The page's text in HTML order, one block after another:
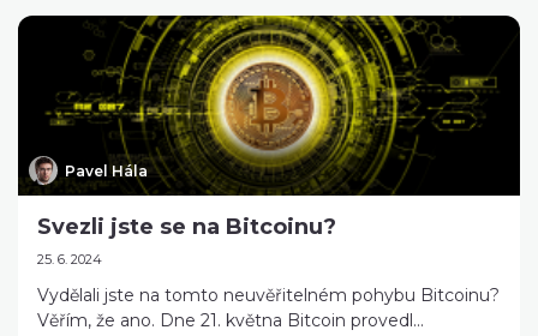
Pavel Hála
Svezli jste se na Bitcoinu?
25. 6. 2024
Vydělali jste na tomto neuvěřitelném pohybu Bitcoinu?
Věřím, že ano. Dne 21. května Bitcoin provedl...